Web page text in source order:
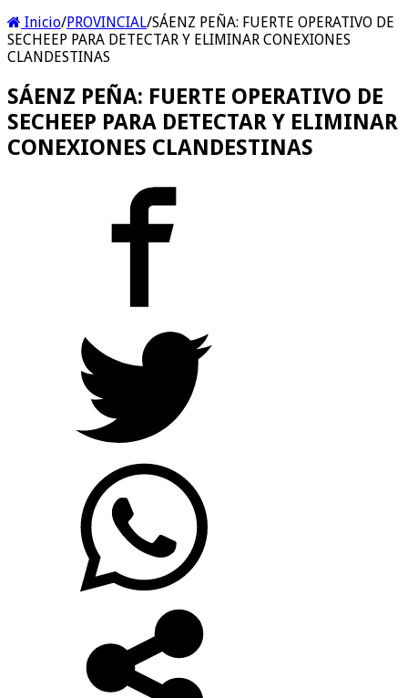
Inicio/PROVINCIAL/SÁENZ PEÑA: FUERTE OPERATIVO DE
SECHEEP PARA DETECTAR Y ELIMINAR CONEXIONES
CLANDESTINAS
SÁENZ PEÑA: FUERTE OPERATIVO DE
SECHEEP PARA DETECTAR Y ELIMINAR
CONEXIONES CLANDESTINAS